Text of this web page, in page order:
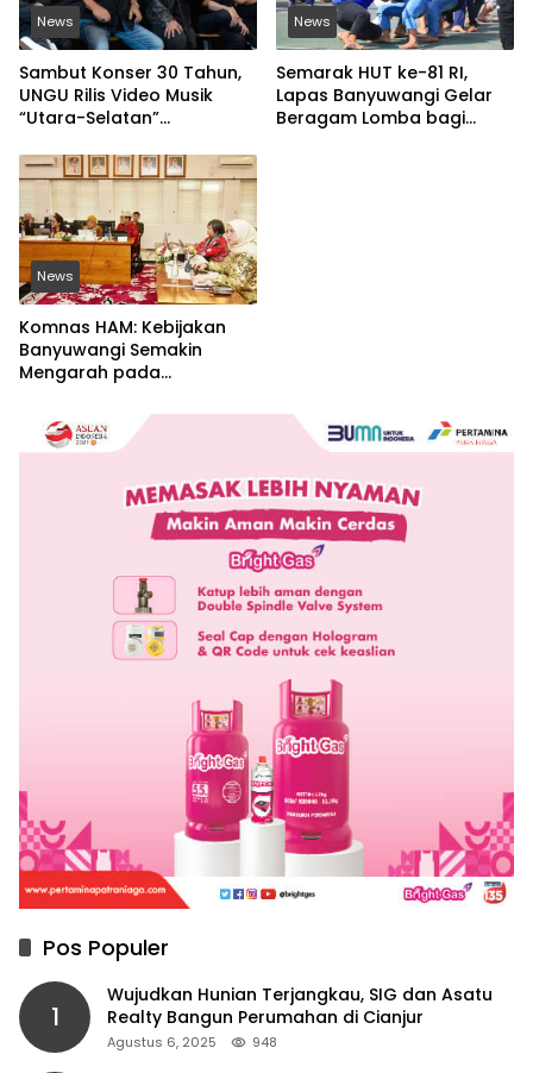
News
Sambut Konser 30 Tahun,
UNGU Rilis Video Musik
“Utara-Selatan”
News
Semarak HUT ke-81 RI,
Lapas Banyuwangi Gelar
Beragam Lomba bagi
News
Komnas HAM: Kebijakan
Banyuwangi Semakin
Mengarah pada
Pos Populer
1
Wujudkan Hunian Terjangkau, SIG dan Asatu
Realty Bangun Perumahan di Cianjur
Agustus 6, 2025 948